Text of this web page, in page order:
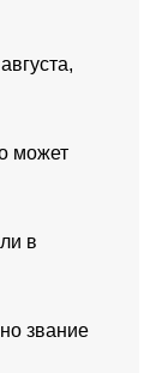
может
в
звание